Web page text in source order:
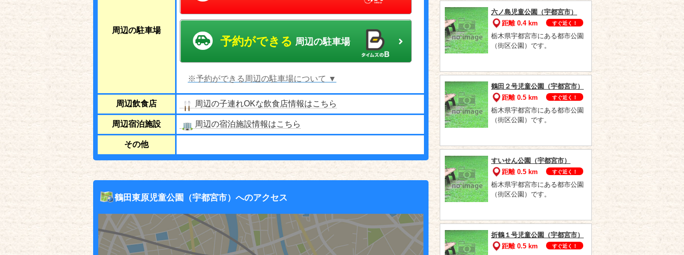
周辺の駐車場
予約ができる 周辺の駐車場
※予約ができる周辺の駐車場について ▼
周辺飲食店 周辺の子連れOKな飲食店情報はこちら
周辺宿泊施設 周辺の宿泊施設情報はこちら
その他
鶴田東原児童公園（宇都宮市）へのアクセス
六ノ島児童公園（宇都宮市）
距離 0.4 km
すぐ近く！
栃木県宇都宮市にある都市公園
（街区公園）です。
鶴田２号児童公園（宇都宮市）
距離 0.5 km
すぐ近く！
栃木県宇都宮市にある都市公園
（街区公園）です。
すいせん公園（宇都宮市）
距離 0.5 km
すぐ近く！
栃木県宇都宮市にある都市公園
（街区公園）です。
折鶴１号児童公園（宇都宮市）
距離 0.5 km
すぐ近く！